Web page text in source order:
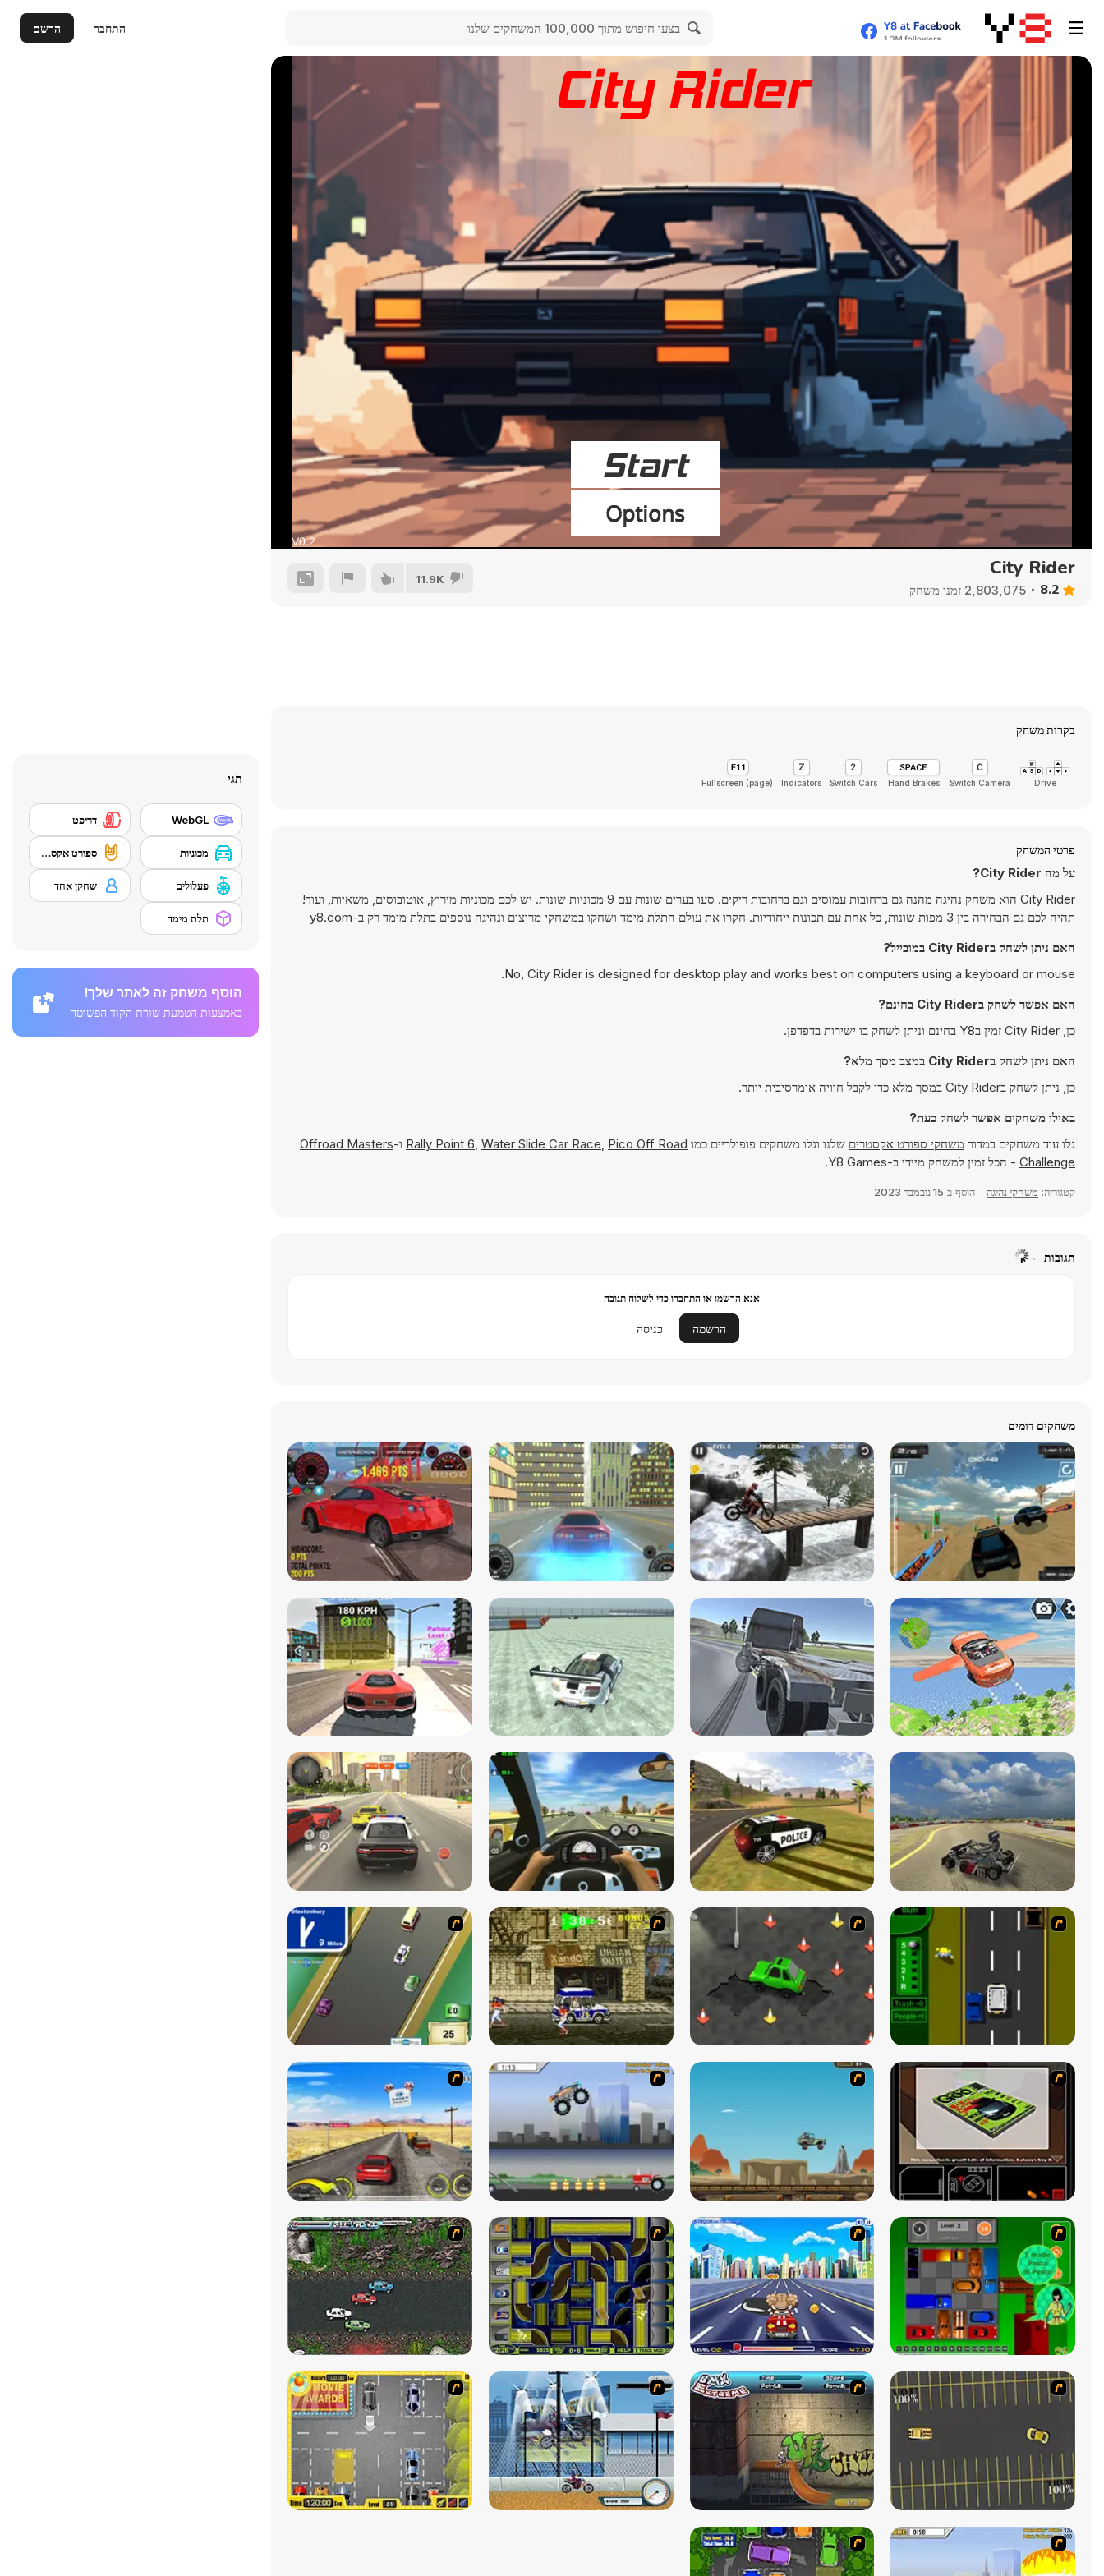
התחבר הרשם
City Rider
8.2 2,803,075 זמני משחק
11.9K
בקרות משחק
Drive
Switch Camera
Hand Brakes
Switch Cars
Indicators
Fullscreen (page)
פרטי המשחק
על מה City Rider?
City Rider הוא משחק נהיגה מהנה גם ברחובות עמוסים וגם ברחובות ריקים. סעו בערים שונות עם 9 מכוניות שונות. יש לכם מכוניות מירוץ, אוטובוסים, משאיות, ועוד!
תהיה לכם גם הבחירה בין 3 מפות שונות, כל אחת עם תכונות ייחודיות. חקרו את עולם התלת מימד ושחקו במשחקי מרוצים ונהיגה נוספים בתלת מימד רק ב-y8.com
האם ניתן לשחק בCity Rider במובייל?
No, City Rider is designed for desktop play and works best on computers using a keyboard or mouse.
האם אפשר לשחק בCity Rider בחינם?
כן, City Rider זמין בY8 בחינם וניתן לשחק בו ישירות בדפדפן.
האם ניתן לשחק בCity Rider במצב מסך מלא?
כן, ניתן לשחק בCity Rider במסך מלא כדי לקבל חוויה אימרסיבית יותר.
באילו משחקים אפשר לשחק כעת?
גלו עוד משחקים במדור משחקי ספורט אקסטרים שלנו וגלו משחקים פופולריים כמו Rally Point 6, Water Slide Car Race, Pico Off Road ו-Offroad Masters
Challenge - הכל זמין למשחק מיידי ב-Y8 Games.
קטגוריה: משחקי נהיגה הוסף ב 15 נובמבר 2023
תגובות
אנא הרשמו או התחברו כדי לשלוח תגובה
הרשמה כניסה
משחקים דומים
תגי
WebGL דריפט
מכוניות ספורט אקסטרים
פעלולים שחקן אחד
תלת מימד
הוסף משחק זה לאתר שלך!
באמצעות הטמעת שורת הקוד הפשוטה